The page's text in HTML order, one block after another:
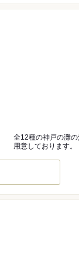
全12種の神戸の灘
用意しております。